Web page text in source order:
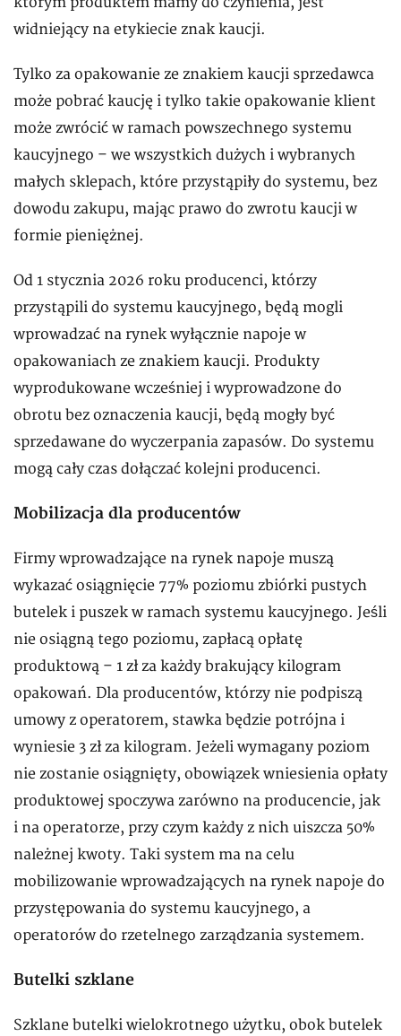
widniejący na etykiecie znak kaucji.
Tylko za opakowanie ze znakiem kaucji sprzedawca
może pobrać kaucję i tylko takie opakowanie klient
może zwrócić w ramach powszechnego systemu
kaucyjnego – we wszystkich dużych i wybranych
małych sklepach, które przystąpiły do systemu, bez
dowodu zakupu, mając prawo do zwrotu kaucji w
formie pieniężnej.
Od 1 stycznia 2026 roku producenci, którzy
przystąpili do systemu kaucyjnego, będą mogli
wprowadzać na rynek wyłącznie napoje w
opakowaniach ze znakiem kaucji. Produkty
wyprodukowane wcześniej i wyprowadzone do
obrotu bez oznaczenia kaucji, będą mogły być
sprzedawane do wyczerpania zapasów. Do systemu
mogą cały czas dołączać kolejni producenci.
Mobilizacja dla producentów
Firmy wprowadzające na rynek napoje muszą
wykazać osiągnięcie 77% poziomu zbiórki pustych
butelek i puszek w ramach systemu kaucyjnego. Jeśli
nie osiągną tego poziomu, zapłacą opłatę
produktową – 1 zł za każdy brakujący kilogram
opakowań. Dla producentów, którzy nie podpiszą
umowy z operatorem, stawka będzie potrójna i
wyniesie 3 zł za kilogram. Jeżeli wymagany poziom
nie zostanie osiągnięty, obowiązek wniesienia opłaty
produktowej spoczywa zarówno na producencie, jak
i na operatorze, przy czym każdy z nich uiszcza 50%
należnej kwoty. Taki system ma na celu
mobilizowanie wprowadzających na rynek napoje do
przystępowania do systemu kaucyjnego, a
operatorów do rzetelnego zarządzania systemem.
Butelki szklane
Szklane butelki wielokrotnego użytku, obok butelek